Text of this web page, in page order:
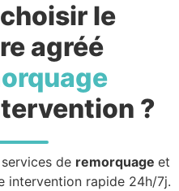
le
agréé
?
de remorquage et
intervention rapide 24h/7j.